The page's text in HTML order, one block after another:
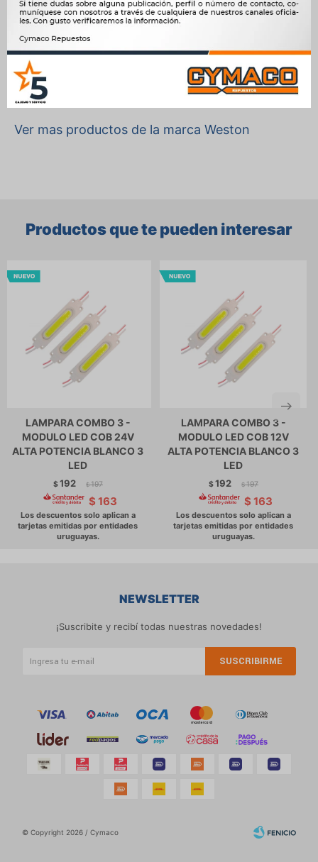
2.2 CRDi 197cv D4HB DIESEL, 2.2 CRDi D4EB DIESEL, 2.4 CVVT
128cv G4KE NAFTA, 2.4 CVVT 140cv G4KJ NAFTA, 2.7 V6 24V
G6BA NAFTA, 3.3 V6 245cv G6DB NAFTA, 3.8 V6 290cv G6DA
NAFTA
Ver mas productos de la marca Weston
Productos que te pueden interesar
LAMPARA COMBO 3 -
MODULO LED COB 24V
ALTA POTENCIA BLANCO 3
LED
$192 $ 197
$ 163
LAMPARA COMBO 3 -
MODULO LED COB 12V
ALTA POTENCIA BLANCO 3
LED
$192 $ 197
$ 163
NEWSLETTER
¡Suscribite y recibí todas nuestras novedades!
SUSCRIBIRME
© Copyright 2026 / Cymaco